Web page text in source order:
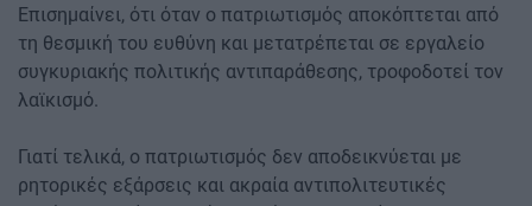
Επισημαίνει, ότι όταν ο πατριωτισμός αποκόπτεται από
τη θεσμική του ευθύνη και μετατρέπεται σε εργαλείο
συγκυριακής πολιτικής αντιπαράθεσης, τροφοδοτεί τον
λαϊκισμό.
Γιατί τελικά, ο πατριωτισμός δεν αποδεικνύεται με
ρητορικές εξάρσεις και ακραία αντιπολιτευτικές